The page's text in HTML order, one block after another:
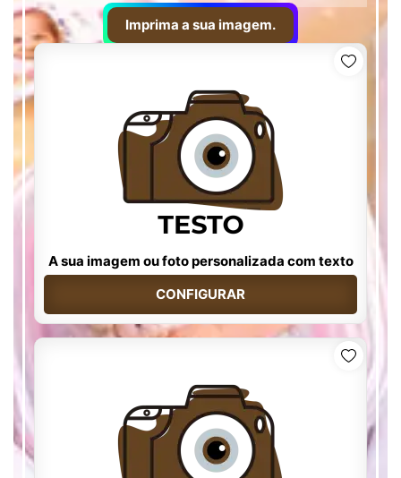
Imprima a sua imagem.
A sua imagem ou foto personalizada com texto
CONFIGURAR